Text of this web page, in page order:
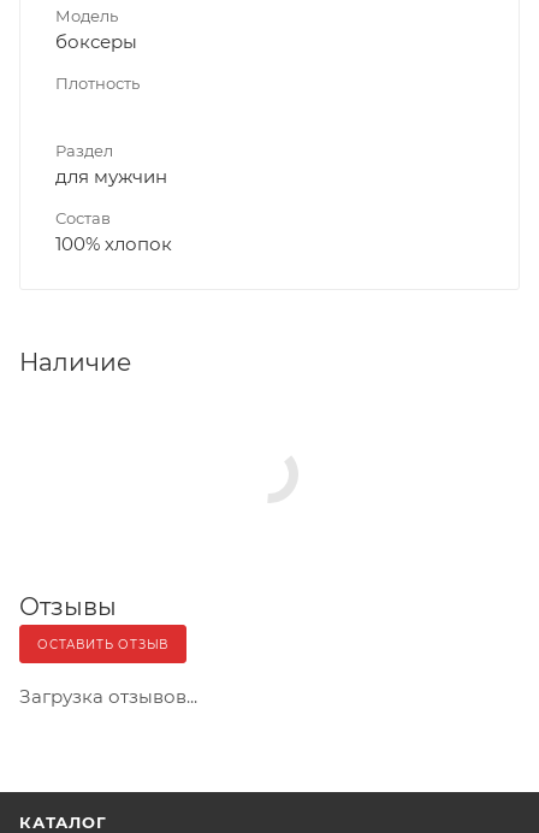
Модель
боксеры
Плотность
Раздел
для мужчин
Состав
100% хлопок
Наличие
Отзывы
ОСТАВИТЬ ОТЗЫВ
Загрузка отзывов...
КАТАЛОГ